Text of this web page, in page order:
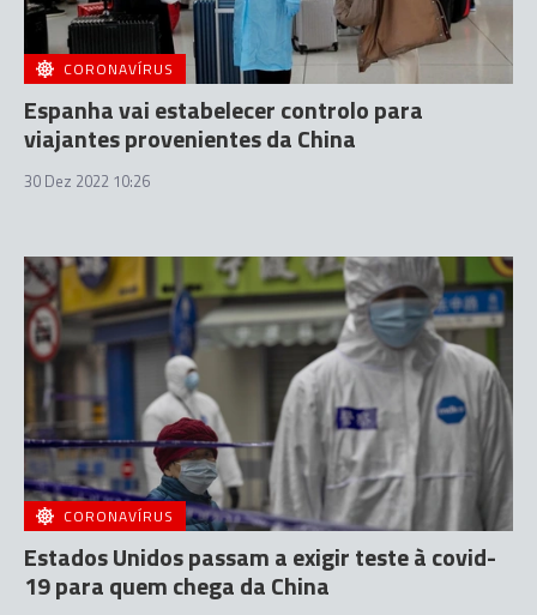
CORONAVÍRUS
Espanha vai estabelecer controlo para
viajantes provenientes da China
30 Dez 2022 10:26
CORONAVÍRUS
Estados Unidos passam a exigir teste à covid-
19 para quem chega da China